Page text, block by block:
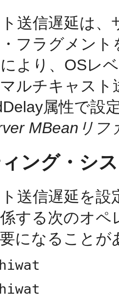
送信遅延は
フラグメン
より、OSレ
ルチキャス
属性で設
MBeanリフ
ング・シ
送信遅延を
する次のオ
になることが